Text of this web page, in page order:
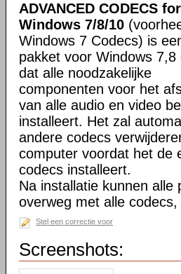
ADVANCED CODECS for
Windows 7/8/10
Windows 7 Codecs) is
pakket voor Windows 7,8
dat alle noodzakelijke
componenten voor het
van alle audio en video
installeert. Het zal
andere codecs
computer voordat het de
codecs installeert.
Na installatie kunnen alle
overweg met alle
Stel een correctie voor
Screenshots: